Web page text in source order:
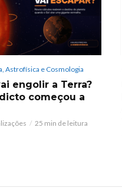
Astrofísica e Cosmologia
engolir a Terra?
começou a
25 min de leitura